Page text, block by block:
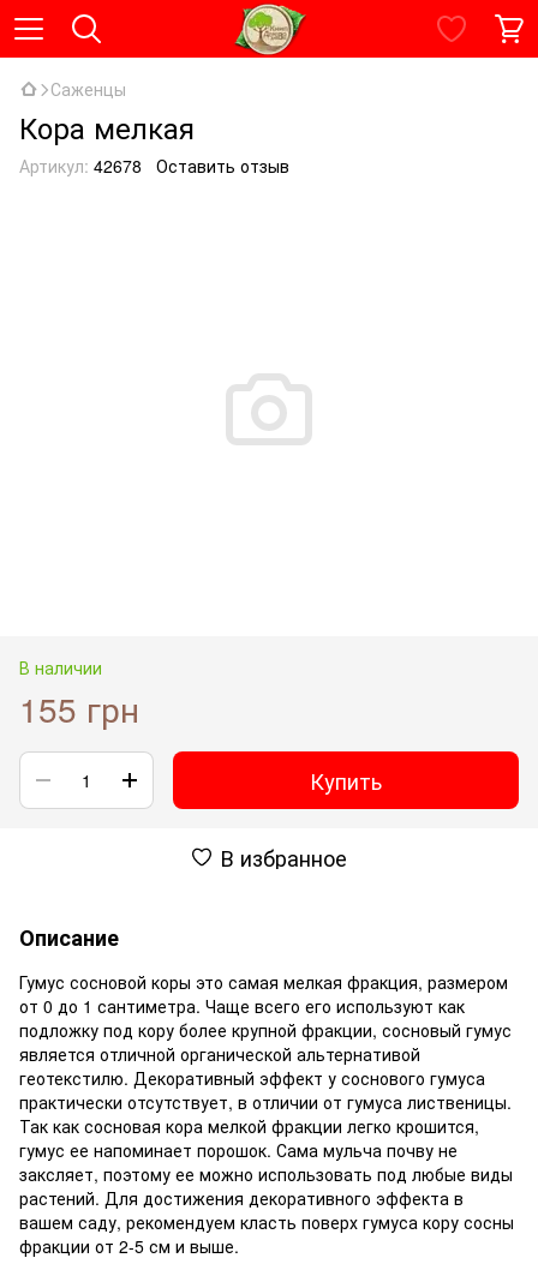
Саженцы
Кора мелкая
Артикул: 42678 Оставить отзыв
В наличии
155 грн
Купить
В избранное
Описание
Гумус сосновой коры это самая мелкая фракция, размером
от 0 до 1 сантиметра. Чаще всего его используют как
подложку под кору более крупной фракции, сосновый гумус
является отличной органической альтернативой
геотекстилю. Декоративный эффект у соснового гумуса
практически отсутствует, в отличии от гумуса лиственицы.
Так как сосновая кора мелкой фракции легко крошится,
гумус ее напоминает порошок. Сама мульча почву не
заксляет, поэтому ее можно использовать под любые виды
растений. Для достижения декоративного эффекта в
вашем саду, рекомендуем класть поверх гумуса кору сосны
фракции от 2-5 см и выше.